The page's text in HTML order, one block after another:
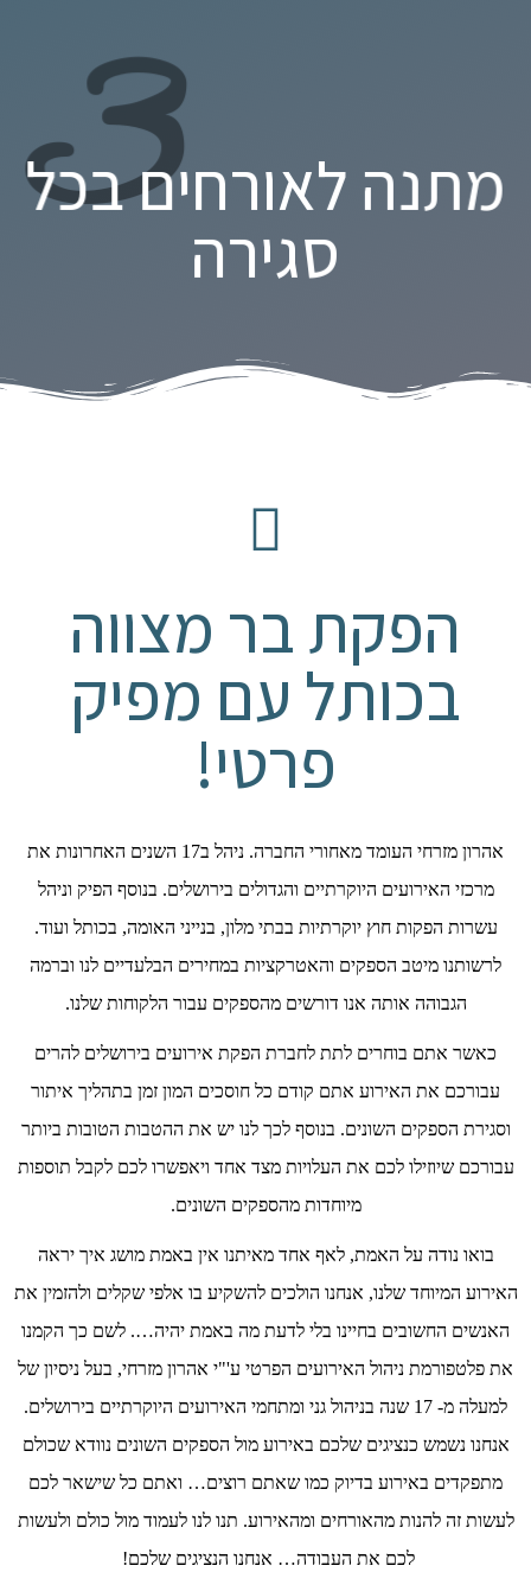
3
מתנה לאורחים בכל
סגירה
הפקת בר מצווה
בכותל עם מפיק
פרטי!
אהרון מזרחי העומד מאחורי החברה. ניהל ב17 השנים האחרונות את
מרכזי האירועים היוקרתיים והגדולים בירושלים. בנוסף הפיק וניהל
עשרות הפקות חוץ יוקרתיות בבתי מלון, בנייני האומה, בכותל ועוד.
לרשותנו מיטב הספקים והאטרקציות במחירים הבלעדיים לנו וברמה
הגבוהה אותה אנו דורשים מהספקים עבור הלקוחות שלנו.
כאשר אתם בוחרים לתת לחברת הפקת אירועים בירושלים להרים
עבורכם את האירוע אתם קודם כל חוסכים המון זמן בתהליך איתור
וסגירת הספקים השונים. בנוסף לכך לנו יש את ההטבות הטובות ביותר
עבורכם שיוזילו לכם את העלויות מצד אחד ויאפשרו לכם לקבל תוספות
מיוחדות מהספקים השונים.
בואו נודה על האמת, לאף אחד מאיתנו אין באמת מושג איך יראה
האירוע המיוחד שלנו, אנחנו הולכים להשקיע בו אלפי שקלים ולהזמין את
האנשים החשובים בחיינו בלי לדעת מה באמת יהיה…. לשם כך הקמנו
את פלטפורמת ניהול האירועים הפרטי ע'"י אהרון מזרחי, בעל ניסיון של
למעלה מ- 17 שנה בניהול גני ומתחמי האירועים היוקרתיים בירושלים.
אנחנו נשמש כנציגים שלכם באירוע מול הספקים השונים נוודא שכולם
מתפקדים באירוע בדיוק כמו שאתם רוצים… ואתם כל שישאר לכם
לעשות זה להנות מהאורחים ומהאירוע. תנו לנו לעמוד מול כולם ולעשות
לכם את העבודה… אנחנו הנציגים שלכם!